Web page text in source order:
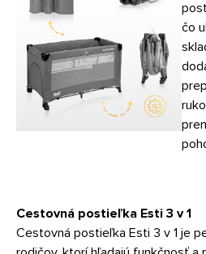
čo
Cestovná postieľka Esti 3 v 1
Cestovná postieľka Esti 3 v 1 je